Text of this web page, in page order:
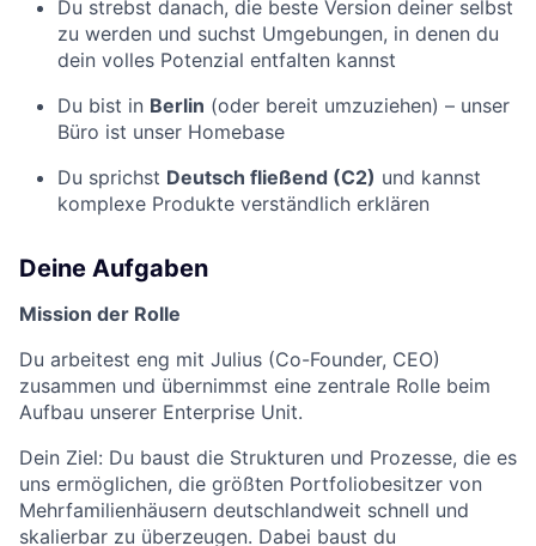
Du strebst danach, die beste Version deiner selbst
zu werden und suchst Umgebungen, in denen du
dein volles Potenzial entfalten kannst
Du bist in Berlin (oder bereit umzuziehen) – unser
Büro ist unser Homebase
Du sprichst Deutsch fließend (C2) und kannst
komplexe Produkte verständlich erklären
Deine Aufgaben
Mission der Rolle
Du arbeitest eng mit Julius (Co-Founder, CEO)
zusammen und übernimmst eine zentrale Rolle beim
Aufbau unserer Enterprise Unit.
Dein Ziel: Du baust die Strukturen und Prozesse, die es
uns ermöglichen, die größten Portfoliobesitzer von
Mehrfamilienhäusern deutschlandweit schnell und
skalierbar zu überzeugen. Dabei baust du